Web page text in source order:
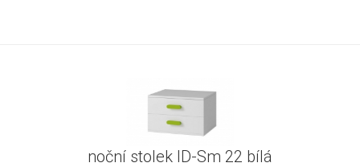
noční stolek ID-Sm 22 bílá